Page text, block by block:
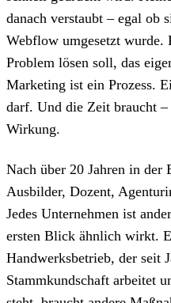
danach verstaubt – egal ob
Webflow umgesetzt
Problem lösen soll, das
Marketing ist ein Prozess.
darf. Und die Zeit braucht
Wirkung.
Nach über 20 Jahren in der
Ausbilder, Dozent,
Jedes Unternehmen ist
ersten Blick ähnlich wirkt.
Handwerksbetrieb, der seit
Stammkundschaft arbeitet